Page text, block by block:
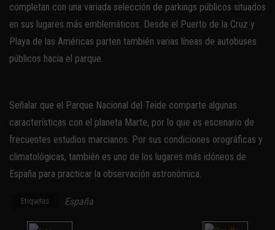
completan con una variada selección de parkings públicos situados
en sus lugares más emblemáticos. Desde el Puerto de la Cruz y
Playa de las Américas parten también varias líneas de autobuses
públicos hacia el parque.
Señalar que el Parque Nacional del Teide comparte algunas
características con el planeta Marte, por lo que es escenario de
frecuentes estudios marcianos. Por sus condiciones orográficas y
climatológicas, también es uno de los lugares más idóneos de
España para practicar la observación astronómica.
Etiquetas España